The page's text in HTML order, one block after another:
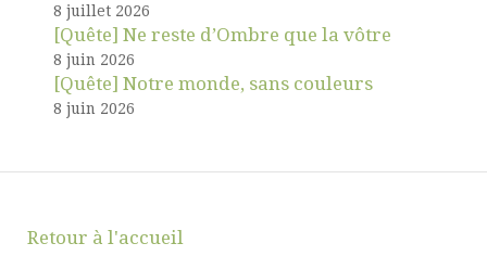
8 juillet 2026
[Quête] Ne reste d’Ombre que la vôtre
8 juin 2026
[Quête] Notre monde, sans couleurs
8 juin 2026
Retour à l'accueil